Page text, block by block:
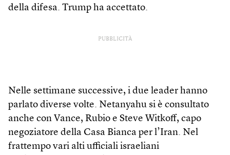
della difesa. Trump ha accettato.
PUBBLICITÀ
Nelle settimane successive, i due leader hanno
parlato diverse volte. Netanyahu si è consultato
anche con Vance, Rubio e Steve Witkoff, capo
negoziatore della Casa Bianca per l’Iran. Nel
frattempo vari alti ufficiali israeliani